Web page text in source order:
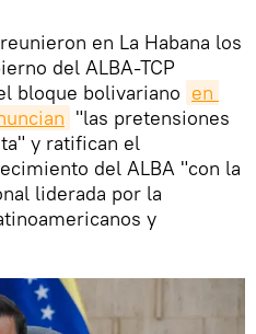
en La Habana los
del ALBA-TCP
bloque bolivariano en
"las pretensiones
y ratifican el
del ALBA "con la
liderada por la
y